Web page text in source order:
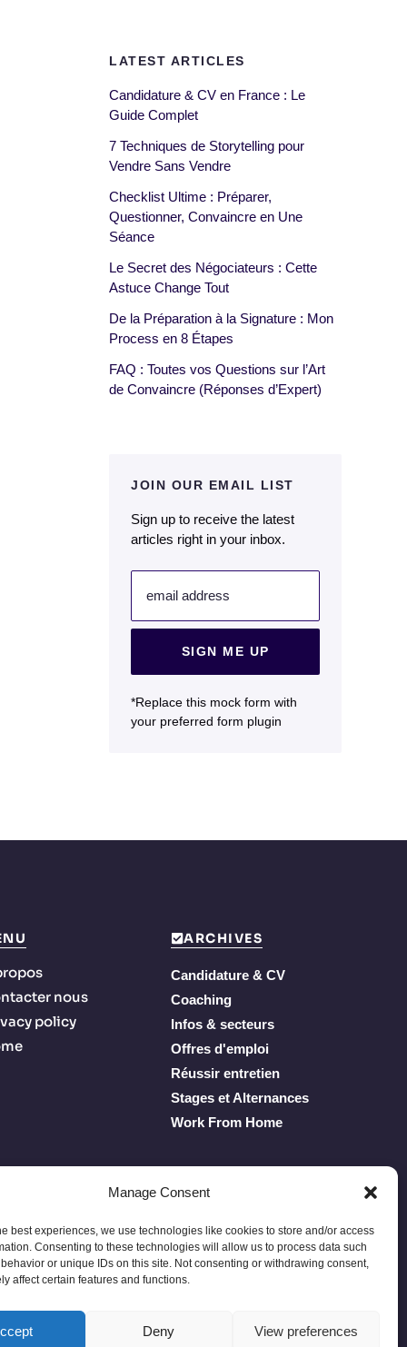
Manage Consent
best experiences, we use technologies like cookies to store and/or access
Consenting to these technologies will allow us to process data such
or unique IDs on this site. Not consenting or withdrawing consent,
affect certain features and functions.
Deny View preferences
LATEST ARTICLES
Candidature & CV en France : Le
Guide Complet
7 Techniques de Storytelling pour
Vendre Sans Vendre
Checklist Ultime : Préparer,
Questionner, Convaincre en Une
Séance
Le Secret des Négociateurs : Cette
Astuce Change Tout
De la Préparation à la Signature : Mon
Process en 8 Étapes
FAQ : Toutes vos Questions sur l’Art
de Convaincre (Réponses d’Expert)
JOIN OUR EMAIL LIST
Sign up to receive the latest
articles right in your inbox.
email address
SIGN ME UP
*Replace this mock form with
your preferred form plugin
nous
policy
ARCHIVES
Candidature & CV
Coaching
Infos & secteurs
Offres d'emploi
Réussir entretien
Stages et Alternances
Work From Home
Privacy PolicyTerms of Service